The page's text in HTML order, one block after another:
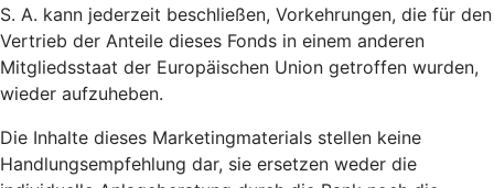
S. A. kann jederzeit beschließen, Vorkehrungen, die für den
Vertrieb der Anteile dieses Fonds in einem anderen
Mitgliedsstaat der Europäischen Union getroffen wurden,
wieder aufzuheben.
Die Inhalte dieses Marketingmaterials stellen keine
Handlungsempfehlung dar, sie ersetzen weder die